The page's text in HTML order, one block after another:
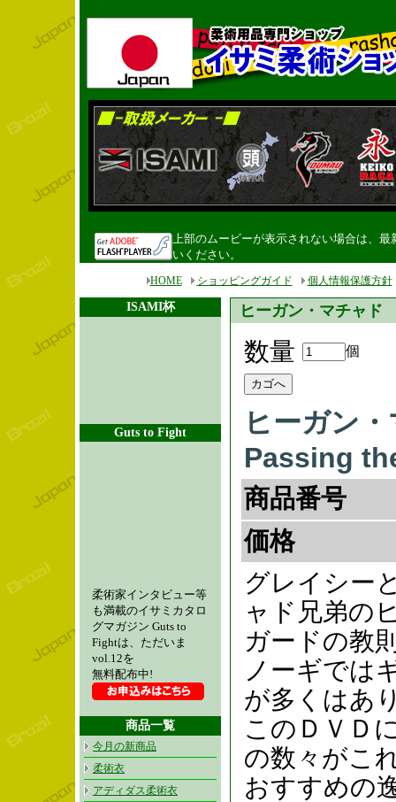
上部のムービーが表示されない場合は、最
いください。
HOME ショッピングガイド 個人情報保護方針
ISAMI杯
Guts to Fight
柔術家インタビュー等
も満載のイサミカタロ
グマガジン Guts to
Fightは、ただいま
vol.12を
無料配布中!
商品一覧
今月の新商品
柔術衣
アディダス柔術衣
ヒーガン・マチャド
数量 個
ヒーガン
Passing
商品番号
価格
グレイシー
ャド兄弟の
ガードの教
ノーギでは
が多くはあ
このＤＶＤ
の数々がこ
おすすめの